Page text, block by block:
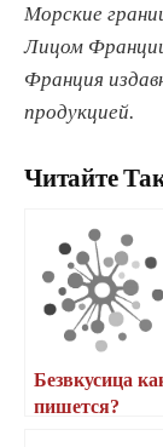
Морские
Лицом
Франция
продукцией.
Читайте
Безвкусица
пишется?